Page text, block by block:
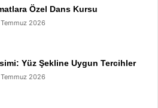
Özel Dans Kursu
2026
Yüz Şekline Uygun Tercihler
2026